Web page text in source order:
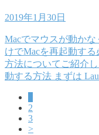
2019年1月30日
Macでマウスが動か
けでMacを再起動す
方法についてご紹介
動する方法 まずは
2
3
>